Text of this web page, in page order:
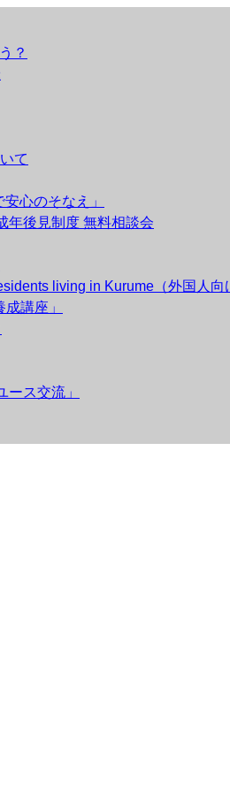
？
て
心のそなえ」
年後見制度 無料相談会
living in Kurume（外国人向
講座」
ス交流」